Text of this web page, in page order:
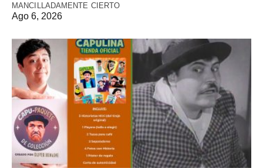
MANCILLADAMENTE CIERTO
Ago 6, 2026